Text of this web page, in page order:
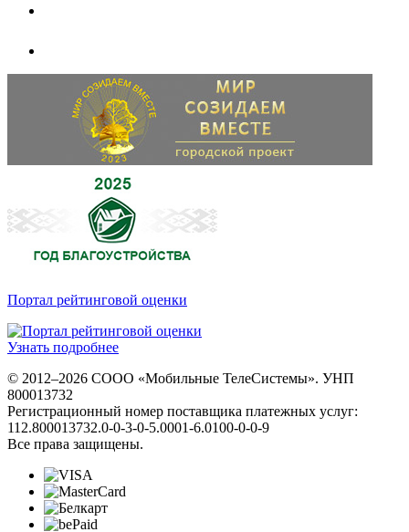
Портал рейтинговой оценки
Узнать подробнее
© 2012–2026 СООО «Мобильные ТелеСистемы». УНП
800013732
Регистрационный номер поставщика платежных услуг:
112.800013732.0-0-3-0-5.0001-6.0100-0-0-9
Все права защищены.